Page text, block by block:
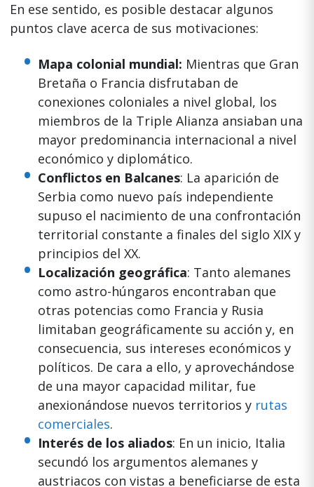
En ese sentido, es posible destacar algunos
puntos clave acerca de sus motivaciones:
Mapa colonial mundial: Mientras que Gran
Bretaña o Francia disfrutaban de
conexiones coloniales a nivel global, los
miembros de la Triple Alianza ansiaban una
mayor predominancia internacional a nivel
económico y diplomático.
Conflictos en Balcanes: La aparición de
Serbia como nuevo país independiente
supuso el nacimiento de una confrontación
territorial constante a finales del siglo XIX y
principios del XX.
Localización geográfica: Tanto alemanes
como astro-húngaros encontraban que
otras potencias como Francia y Rusia
limitaban geográficamente su acción y, en
consecuencia, sus intereses económicos y
políticos. De cara a ello, y aprovechándose
de una mayor capacidad militar, fue
anexionándose nuevos territorios y rutas
comerciales.
Interés de los aliados: En un inicio, Italia
secundó los argumentos alemanes y
austriacos con vistas a beneficiarse de esta